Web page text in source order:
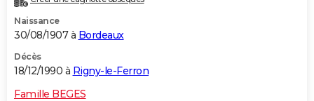
Naissance
30/08/1907 à Bordeaux
Décès
18/12/1990 à Rigny-le-Ferron
Famille BEGES